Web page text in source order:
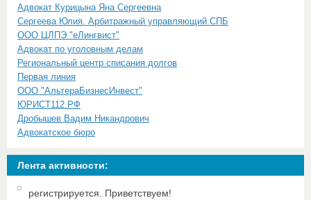
Адвокат Курицына Яна Сергеевна
Сергеева Юлия. Арбитражный управляющий СПБ
ООО ЦЛПЭ "еЛингвист"
Адвокат по уголовным делам
Региональный центр списания долгов
Первая линия
ООО "АльтераБизнесИнвест"
ЮРИСТ112.РФ
Дробышев Вадим Никандрович
Адвокатское бюро
Лента активности:
регистрируется. Приветствуем!